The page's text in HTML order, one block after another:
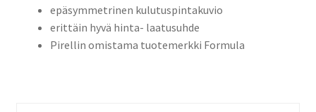
epäsymmetrinen kulutuspintakuvio
erittäin hyvä hinta- laatusuhde
Pirellin omistama tuotemerkki Formula